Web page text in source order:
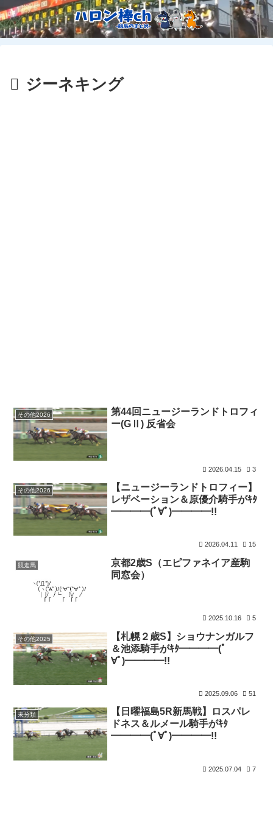
ジーネキング
その他2026
第44回ニュージーランドトロフィ
ー(GⅡ) 反省会
2026.04.15 3
その他2026
【ニュージーランドトロフィー】
レザベーション＆原優介騎手がｷﾀ
━━━━(ﾟ∀ﾟ)━━━━!!
2026.04.11 15
競走馬
京都2歳S（エピファネイア産駒
同窓会）
2025.10.16 5
その他2025
【札幌２歳S】ショウナンガルフ
＆池添騎手がｷﾀ━━━━(ﾟ
∀ﾟ)━━━━!!
2025.09.06 51
未分類
【日曜福島5R新馬戦】ロスパレ
ドネス＆ルメール騎手がｷﾀ
━━━━(ﾟ∀ﾟ)━━━━!!
2025.07.04 7